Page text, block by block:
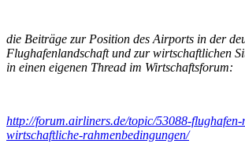
die Beiträge zur Position des Airports in der
Flughafenlandschaft und zur wirtschaftlichen
in einen eigenen Thread im Wirtschaftsforum:
http://forum.airliners.de/topic/53088-flughafen-
wirtschaftliche-rahmenbedingungen/